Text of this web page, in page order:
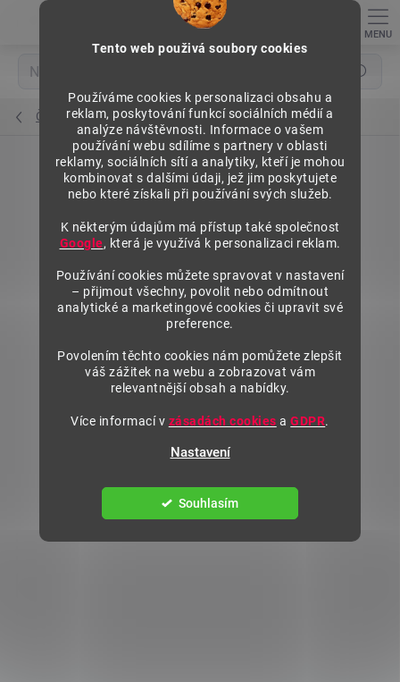
Tento web použivá soubory cookies
Používáme cookies k personalizaci obsahu a
reklam, poskytování funkcí sociálních médií a
analýze návštěvnosti. Informace o vašem
používání webu sdílíme s partnery v oblasti
reklamy, sociálních sítí a analytiky, kteří je mohou
kombinovat s dalšími údaji, jež jim poskytujete
nebo které získali při používání svých služeb.
K některým údajům má přístup také společnost
Google, která je využívá k personalizaci reklam.
Používání cookies můžete spravovat v nastavení
– přijmout všechny, povolit nebo odmítnout
analytické a marketingové cookies či upravit své
preference.
Povolením těchto cookies nám pomůžete zlepšit
váš zážitek na webu a zobrazovat vám
relevantnější obsah a nabídky.
Více informací v zásadách cookies aGDPR.
Nastavení
Souhlasím
Hledat
Čela soklu půlkruhu